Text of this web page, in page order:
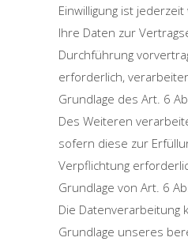
Einwilligung ist
Ihre Daten zur
Durchführung
erforderlich,
Grundlage des Art. 6
Des Weiteren
sofern diese zur
Verpflichtung
Grundlage von Art. 6
Die Datenverarbeitung
Grundlage unseres